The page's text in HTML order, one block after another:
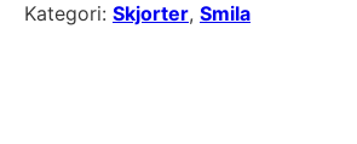
Kategori: Skjorter, Smila